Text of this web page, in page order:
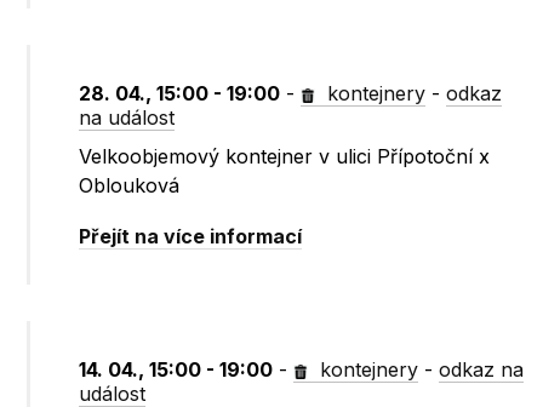
28. 04., 15:00 - 19:00 - kontejnery -odkaz
na událost
Velkoobjemový kontejner v ulici Přípotoční x
Oblouková
Přejít na více informací
14. 04., 15:00 - 19:00 - kontejnery -odkaz na
událost